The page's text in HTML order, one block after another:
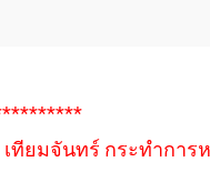
ยมจันทร์ กระทำการ